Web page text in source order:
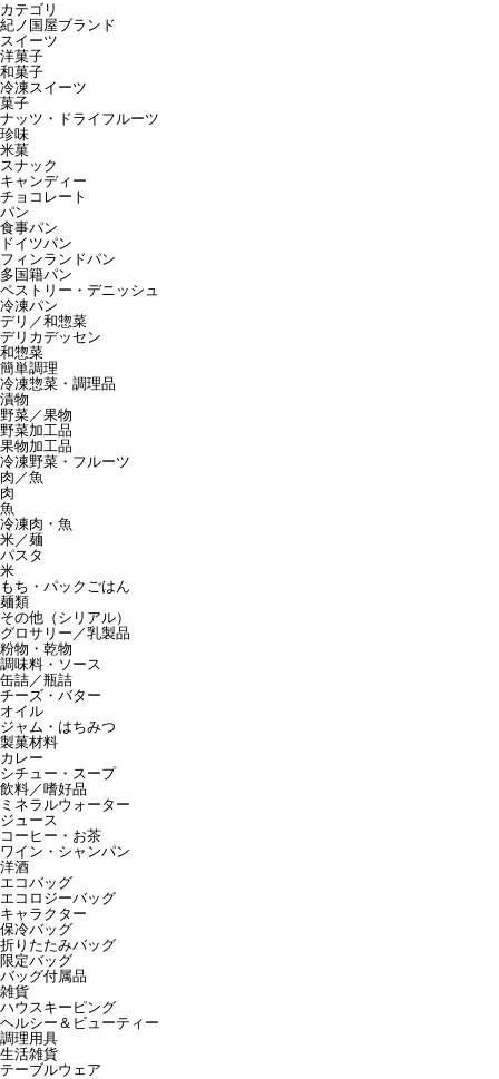
カテゴリ
紀ノ国屋ブランド
スイーツ
洋菓子
和菓子
冷凍スイーツ
菓子
ナッツ・ドライフルーツ
珍味
米菓
スナック
キャンディー
チョコレート
パン
食事パン
ドイツパン
フィンランドパン
多国籍パン
ペストリー・デニッシュ
冷凍パン
デリ／和惣菜
デリカデッセン
和惣菜
簡単調理
冷凍惣菜・調理品
漬物
野菜／果物
野菜加工品
果物加工品
冷凍野菜・フルーツ
肉／魚
肉
魚
冷凍肉・魚
米／麺
パスタ
米
もち・パックごはん
麺類
その他（シリアル）
グロサリー／乳製品
粉物・乾物
調味料・ソース
缶詰／瓶詰
チーズ・バター
オイル
ジャム・はちみつ
製菓材料
カレー
シチュー・スープ
飲料／嗜好品
ミネラルウォーター
ジュース
コーヒー・お茶
ワイン・シャンパン
洋酒
エコバッグ
エコロジーバッグ
キャラクター
保冷バッグ
折りたたみバッグ
限定バッグ
バッグ付属品
雑貨
ハウスキーピング
ヘルシー＆ビューティー
調理用具
生活雑貨
テーブルウェア